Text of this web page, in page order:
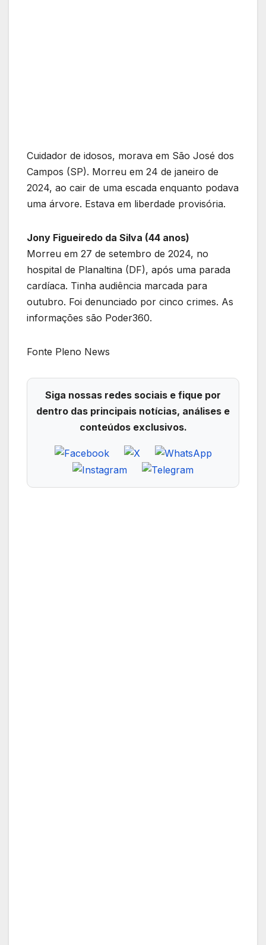
Cuidador de idosos, morava em São José dos
Campos (SP). Morreu em 24 de janeiro de
2024, ao cair de uma escada enquanto podava
uma árvore. Estava em liberdade provisória.
Jony Figueiredo da Silva (44 anos)
Morreu em 27 de setembro de 2024, no
hospital de Planaltina (DF), após uma parada
cardíaca. Tinha audiência marcada para
outubro. Foi denunciado por cinco crimes. As
informações são Poder360.
Fonte Pleno News
Siga nossas redes sociais e fique por
dentro das principais notícias, análises e
conteúdos exclusivos.